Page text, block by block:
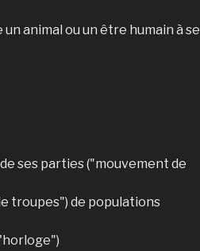
animal ou un être humain à se
ses parties ("mouvement de
troupes") de populations